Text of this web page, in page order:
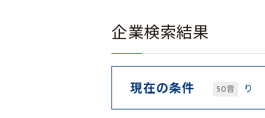
企業検索結果
現在の条件 50音 り